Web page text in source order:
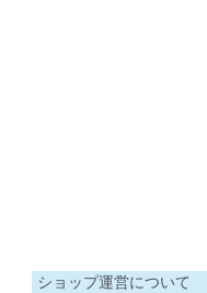
ショップ運営について